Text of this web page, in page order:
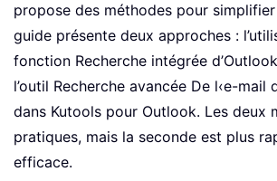
propose des méthodes pour
guide présente deux approches :
fonction Recherche intégrée
l’outil Recherche avancée De l‹e-mail
dans Kutools pour Outlook. Les deux
pratiques, mais la seconde est plus
efficace.